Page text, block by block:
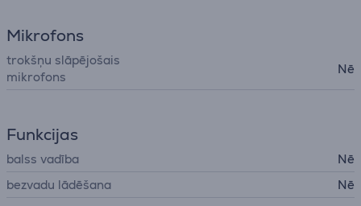
Mikrofons
trokšņu slāpējošais
mikrofons
Nē
Funkcijas
balss vadība
Nē
bezvadu lādēšana
Nē